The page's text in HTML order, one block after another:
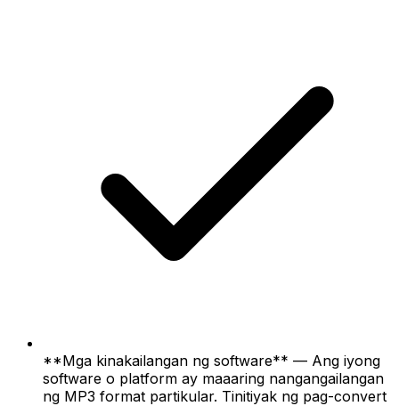
**Mga kinakailangan ng software** — Ang iyong
software o platform ay maaaring nangangailangan
ng MP3 format partikular. Tinitiyak ng pag-convert